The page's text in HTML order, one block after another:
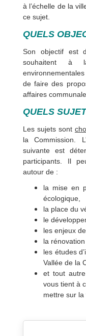
à l’échelle de la
ce sujet.
QUELS
Son objectif est
souhaitent à
environnementales
de faire des
affaires
QUELS
Les sujets sont
la Commission.
suivante est
participants. Il
autour de :
la mise en
écologique,
la place du
le
les enjeux
la
les études
Vallée de la
et tout autre
vous tient à
mettre sur la